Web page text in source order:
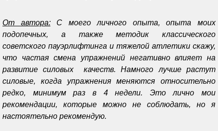
От автора:С моего личного опыта, опыта моих
подопечных, а также методик классического
советского пауэрлифтинга и тяжелой атлетики скажу,
что частая смена упражнений негативно влияет на
развитие силовых качеств. Намного лучше растут
силовые, когда упражнения меняются относительно
редко, минимум раз в 4 недели. Это лично мои
рекомендации, которые можно не соблюдать, но я
настоятельно рекомендую.